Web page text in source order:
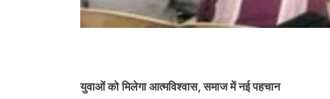
युवाओं को मिलेगा आत्मविश्वास,समाज में नई पहचान